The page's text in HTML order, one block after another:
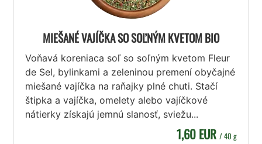
MIEŠANÉ VAJÍČKA SO SOĽNÝM KVETOM BIO
Voňavá koreniaca soľ so soľným kvetom Fleur
de Sel, bylinkami a zeleninou premení obyčajné
miešané vajíčka na raňajky plné chuti. Stačí
štipka a vajíčka, omelety alebo vajíčkové
nátierky získajú jemnú slanosť, sviežu...
1,60 EUR / 40 g